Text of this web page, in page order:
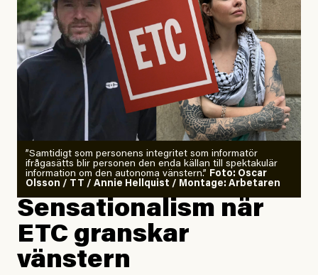
”Samtidigt som personens integritet som informatör
ifrågasätts blir personen den enda källan till spektakulär
information om den autonoma vänstern.” Foto: Oscar
Olsson / TT / Annie Hellquist / Montage: Arbetaren
Sensationalism när
ETC granskar
vänstern